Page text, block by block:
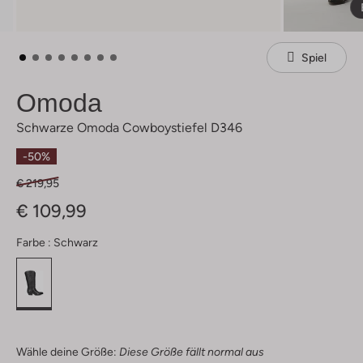
Spiel
Omoda
Schwarze Omoda Cowboystiefel D346
-50%
€ 219,95
€ 109,99
Farbe : Schwarz
Wähle deine Größe: Diese Größe fällt normal aus